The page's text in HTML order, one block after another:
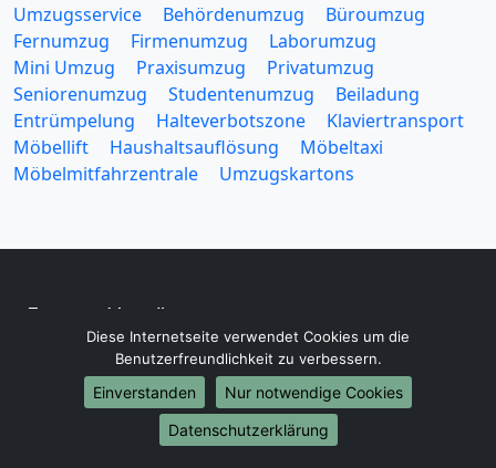
Umzugsservice Behördenumzug
Büroumzug
Fernumzug
Firmenumzug
Laborumzug
Mini Umzug
Praxisumzug
Privatumzug
Seniorenumzug
Studentenumzug
Beiladung
Entrümpelung
Halteverbotszone
Klaviertransport
Möbellift
Haushaltsauflösung
Möbeltaxi
Möbelmitfahrzentrale
Umzugskartons
Europa-Umzüge
Umzug von Konstanz nach Belarus
Umzug von Konstanz nach Belgien
Umzug von Konstanz nach Bulgarien
Umzug von Konstanz nach Dänemark
Diese Internetseite verwendet Cookies um die
Benutzerfreundlichkeit zu verbessern.
Einverstanden
Nur notwendige Cookies
Datenschutzerklärung